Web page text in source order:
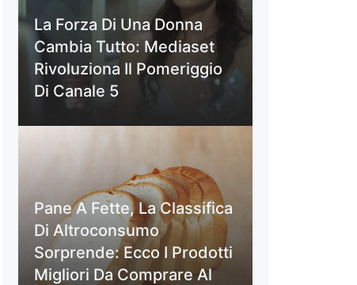
La Forza Di Una Donna
Cambia Tutto: Mediaset
Rivoluziona Il Pomeriggio
Di Canale 5
Pane A Fette, La Classifica
Di Altroconsumo
Sorprende: Ecco I Prodotti
Migliori Da Comprare Al